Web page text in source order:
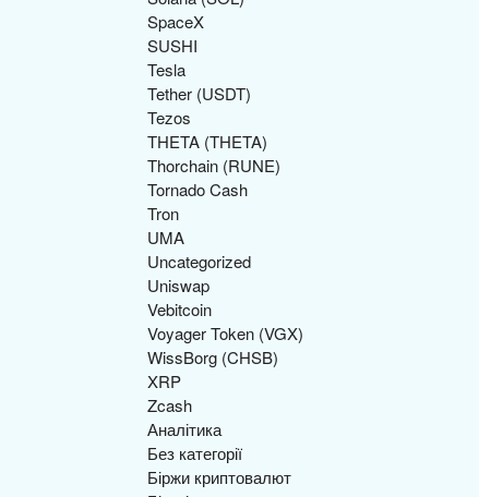
SpaceX
SUSHI
Tesla
Tether (USDT)
Tezos
THETA (THETA)
Thorchain (RUNE)
Tornado Cash
Tron
UMA
Uncategorized
Uniswap
Vebitcoin
Voyager Token (VGX)
WissBorg (CHSB)
XRP
Zcash
Аналітика
Без категорії
Біржи криптовалют